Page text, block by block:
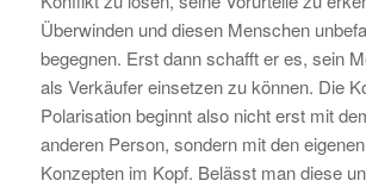
Überwinden und diesen Menschen
begegnen. Erst dann schafft er es, sein
als Verkäufer einsetzen zu können. Die
Polarisation beginnt also nicht erst mit
anderen Person, sondern mit den
Konzepten im Kopf. Belässt man diese